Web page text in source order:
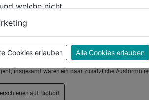
welche nicht.
Cookies erlauben Alle Cookies erlauben